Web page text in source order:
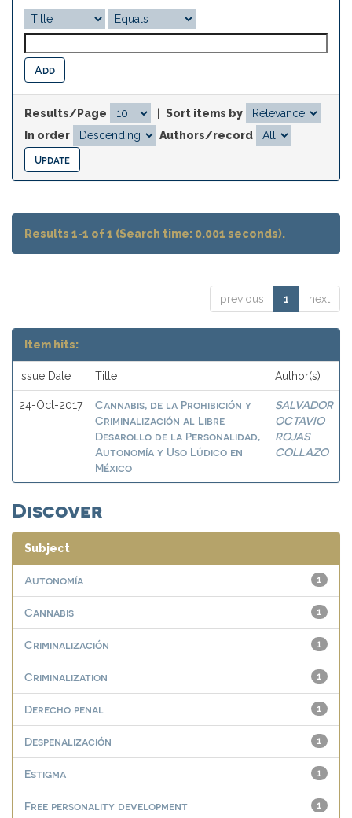
Results/Page
Sort items by
In order
Authors/record
Results 1-1 of 1 (Search time: 0.001 seconds).
previous 1 next
Item hits:
Issue Date Title Author(s)
24-Oct-2017
Cannabis, de la Prohibición y
Criminalización al Libre
Desarollo de la Personalidad,
Autonomía y Uso Lúdico en
México
SALVADOR
OCTAVIO
ROJAS
COLLAZO
Discover
Subject
1
Autonomía
1
Cannabis
1
Criminalización
1
Criminalization
1
Derecho penal
1
Despenalización
1
Estigma
1
Free personality development